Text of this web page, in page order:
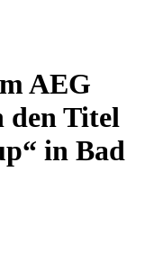
AEG
den Titel
in Bad